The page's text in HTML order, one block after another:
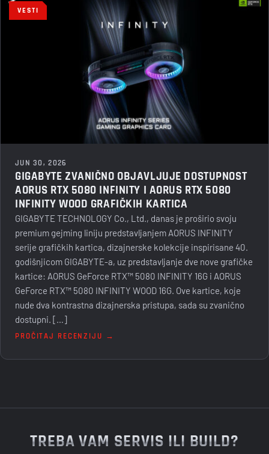
VESTI
JUN 30, 2026
GIGABYTE ZVANIČNO OBJAVLJUJE DOSTUPNOST
AORUS RTX 5080 INFINITY I AORUS RTX 5080
INFINITY WOOD GRAFIČKIH KARTICA
GIGABYTE TECHNOLOGY Co., Ltd., danas je proširio svoju
premium gejming liniju predstavljanjem AORUS INFINITY
serije grafičkih kartica, dizajnerske kolekcije inspirisane 40.
godišnjicom GIGABYTE-a, uz predstavljanje dve nove grafičke
kartice: AORUS GeForce RTX™ 5080 INFINITY 16G i AORUS
GeForce RTX™ 5080 INFINITY WOOD 16G. Ove kartice, koje
nude dva kontrastna dizajnerska pristupa, sada su zvanično
dostupni. […]
PROČITAJ RECENZIJU →
TREBA VAM SERVIS ILI BUILD?